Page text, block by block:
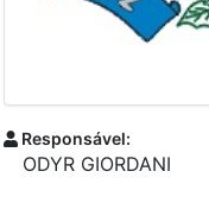
Responsável:
ODYR GIORDANI